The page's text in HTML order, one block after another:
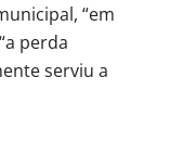
“em
perda
serviu a